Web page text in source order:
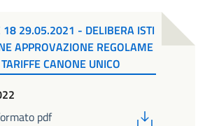
18 29.05.2021 - DELIBERA ISTI
APPROVAZIONE REGOLAME
CANONE UNICO
pdf